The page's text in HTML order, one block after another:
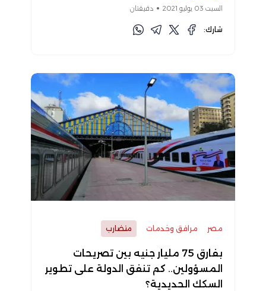
السبت 03 يوليو 2021 دقيقتان
شارك:
مصر مرافق وخدمات متضارب
بفارق 75 مليار جنيه بين تصريحات
المسؤولين.. كم تنفق الدولة على تطوير
السكك الحديدية؟